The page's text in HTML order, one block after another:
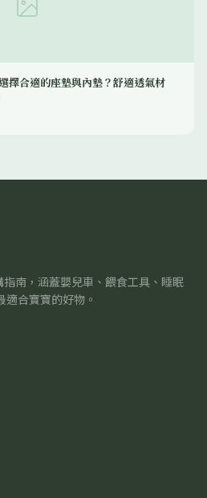
擇合適的座墊與內墊？舒適透氣材
南，涵蓋嬰兒車、餵食工具、睡眠
合寶寶的好物。